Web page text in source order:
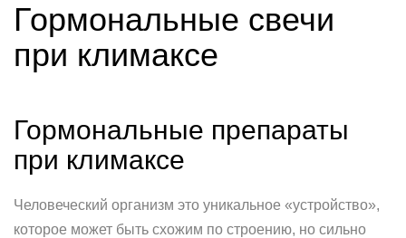
Гормональные свечи
при климаксе
Гормональные препараты
при климаксе
Человеческий организм это уникальное «устройство»,
которое может быть схожим по строению, но сильно